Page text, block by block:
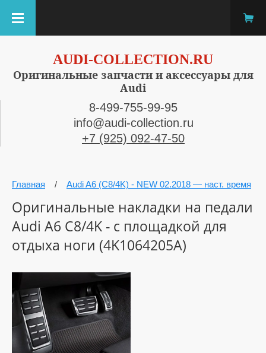
AUDI-COLLECTION.RU
Оригинальные запчасти и аксессуары для
Audi
8-499-755-99-95
info@audi-collection.ru
+7 (925) 092-47-50
Главная / Audi A6 (C8/4K) - NEW 02.2018 — наст. время
Оригинальные накладки на педали
Audi A6 C8/4K - с площадкой для
отдыха ноги (4K1064205A)